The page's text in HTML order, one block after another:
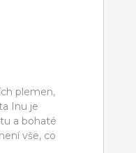
plemen,
Inu je
a bohaté
vše, co